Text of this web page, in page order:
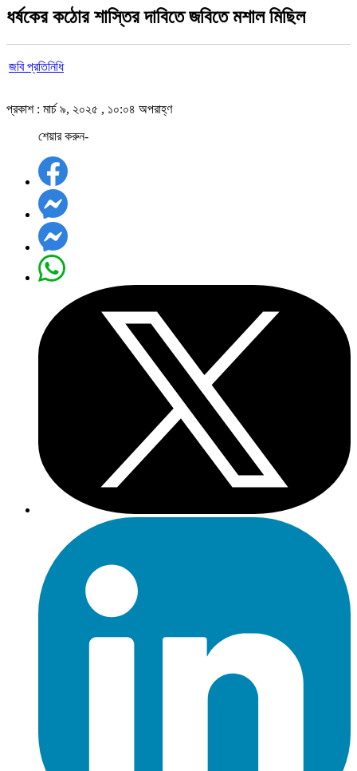
ধর্ষকের কঠোর শাস্তির দাবিতে জবিতে মশাল মিছিল
জবি প্রতিনিধি
প্রকাশ : মার্চ ৯, ২০২৫ , ১০:০৪ অপরাহ্ণ
শেয়ার করুন-